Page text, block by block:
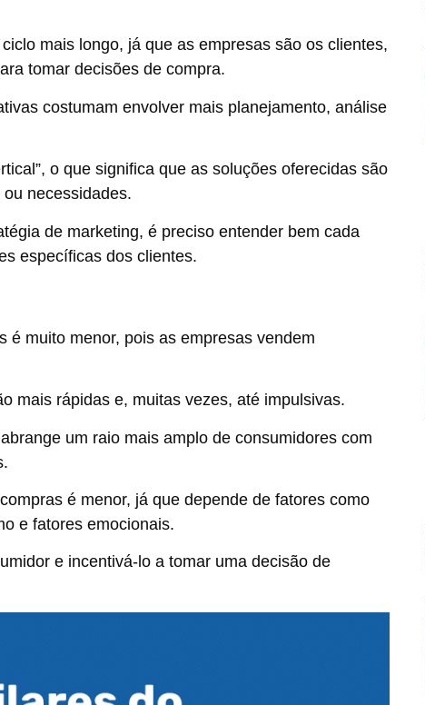
mais longo, já que as empresas são os clientes,
tomar decisões de compra.
costumam envolver mais planejamento, análise
o que significa que as soluções oferecidas são
necessidades.
de marketing, é preciso entender bem cada
específicas dos clientes.
é muito menor, pois as empresas vendem
mais rápidas e, muitas vezes, até impulsivas.
um raio mais amplo de consumidores com
é menor, já que depende de fatores como
e fatores emocionais.
e incentivá-lo a tomar uma decisão de